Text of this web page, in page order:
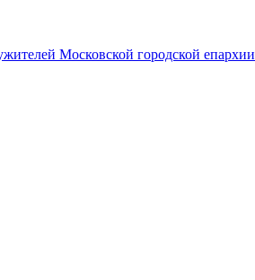
Московской городской епархии